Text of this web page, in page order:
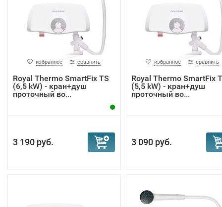
избранное сравнить
Royal Thermo SmartFix TS
(6,5 kW) - кран+душ
проточный во...
3 190 руб.
избранное сравнить
Royal Thermo SmartFix
(5,5 kW) - кран+душ
проточный во...
3 090 руб.